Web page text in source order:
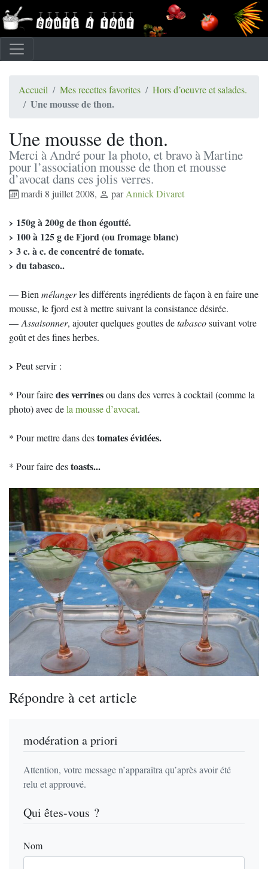
Accueil Mes recettes favorites Hors d’oeuvre et salades.
Une mousse de thon.
Une mousse de thon.
Merci à André pour la photo, et bravo à Martine
pour l’association mousse de thon et mousse
d’avocat dans ces jolis verres.
mardi 8 juillet 2008, parAnnick Divaret
150g à 200g de thon égoutté.
100 à 125 g de Fjord (ou fromage blanc)
3 c. à c. de concentré de tomate.
du tabasco..
— Bienmélangerles différents ingrédients de façon à en faire une
mousse, le fjord est à mettre suivant la consistance désirée.
—Assaisonner, ajouter quelques gouttes detabascosuivant votre
goût et des fines herbes.
Peut servir :
* Pour fairedes verrinesou dans des verres à cocktail (comme la
photo) avec dela mousse d’avocat.
* Pour mettre dans destomates évidées.
* Pour faire destoasts...
Répondre à cet article
modération a priori
Attention, votre message n’apparaîtra qu’après avoir été
relu et approuvé.
Qui êtes-vous ?
Nom